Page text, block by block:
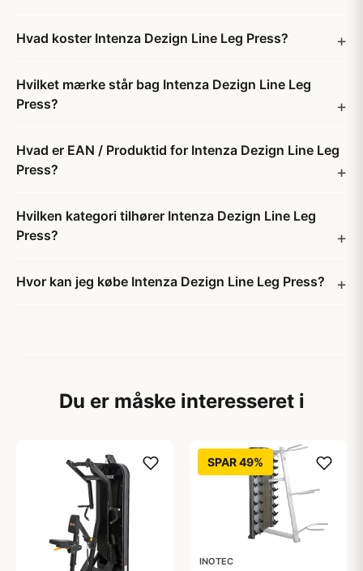
Hvad koster Intenza Dezign Line Leg Press?
Hvilket mærke står bag Intenza Dezign Line Leg
Press?
Hvad er EAN / Produktid for Intenza Dezign Line Leg
Press?
Hvilken kategori tilhører Intenza Dezign Line Leg
Press?
Hvor kan jeg købe Intenza Dezign Line Leg Press?
Du er måske interesseret i
SPAR 49%
INOTEC